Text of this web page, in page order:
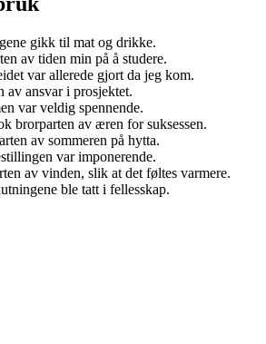
gikk til mat og drikke.
av tiden min på å studere.
var allerede gjort da jeg kom.
av ansvar i prosjektet.
var veldig spennende.
brorparten av æren for suksessen.
av sommeren på hytta.
var imponerende.
av vinden, slik at det føltes varmere.
ble tatt i fellesskap.